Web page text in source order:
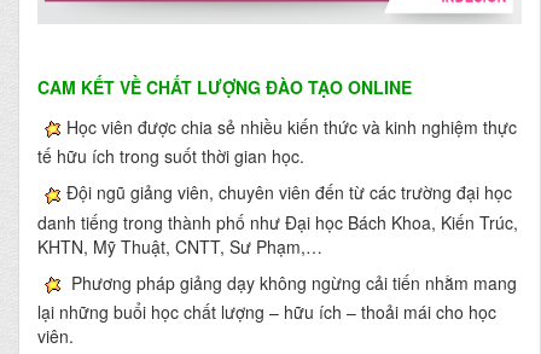
CAM KẾT VỀ CHẤT LƯỢNG ĐÀO TẠO ONLINE
Học viên được chia sẻ nhiều kiến thức và kinh nghiệm thực
tế hữu ích trong suốt thời gian học.
Đội ngũ giảng viên, chuyên viên đến từ các trường đại học
danh tiếng trong thành phố như Đại học Bách Khoa, Kiến Trúc,
KHTN, Mỹ Thuật, CNTT, Sư Phạm,…
Phương pháp giảng dạy không ngừng cải tiến nhằm mang
lại những buổi học chất lượng – hữu ích – thoải mái cho học
viên.